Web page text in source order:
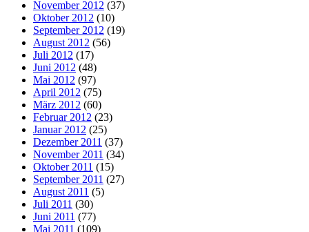
November 2012 (37)
Oktober 2012 (10)
September 2012 (19)
August 2012 (56)
Juli 2012 (17)
Juni 2012 (48)
Mai 2012 (97)
April 2012 (75)
März 2012 (60)
Februar 2012 (23)
Januar 2012 (25)
Dezember 2011 (37)
November 2011 (34)
Oktober 2011 (15)
September 2011 (27)
August 2011 (5)
Juli 2011 (30)
Juni 2011 (77)
Mai 2011 (109)